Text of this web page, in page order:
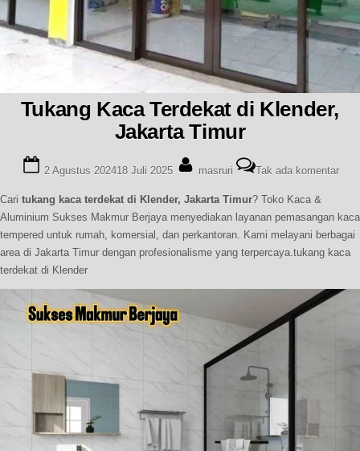
Tukang Kaca Terdekat di Klender,
Jakarta Timur
on
2 Agustus 202418 Juli 2025 masruri Tak ada komentar
Cari tukang kaca terdekat di Klender, Jakarta Timur? Toko Kaca &
Aluminium Sukses Makmur Berjaya menyediakan layanan pemasangan kaca
tempered untuk rumah, komersial, dan perkantoran. Kami melayani berbagai
area di Jakarta Timur dengan profesionalisme yang terpercaya.tukang kaca
terdekat di Klender